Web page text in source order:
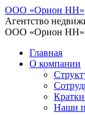
ООО «Орион НН»
Агентство
ООО «Орион НН»
Главная
О компании
Наши